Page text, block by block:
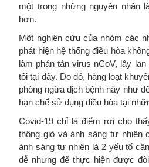
một trong những nguyên nhân
hơn.
Một nghiên cứu của nhóm các
phát hiện hệ thống điều hòa
làm phán tán virus nCoV, lây
tối tại đây. Do đó, hàng loạt
phòng ngừa dịch bệnh này như
hạn chế sử dụng điều hòa tại
Covid-19 chỉ là điểm rơi cho
thông gió và ánh sáng tự nhiên
ánh sáng tự nhiên là 2 yếu tố
dễ nhưng để thực hiện được